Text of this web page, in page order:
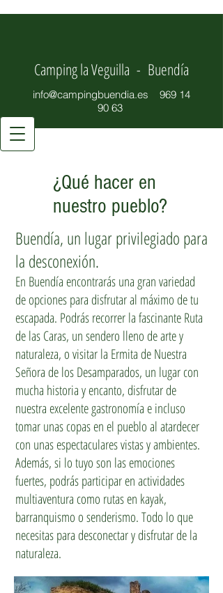
Camping la Veguilla - Buendía
info@campingbuendia.es
969 14
90 63
¿Qué hacer en
nuestro pueblo?
Buendía, un lugar privilegiado para
la desconexión.
En Buendía encontrarás una gran variedad
de opciones para disfrutar al máximo de tu
escapada. Podrás recorrer la fascinante Ruta
de las Caras, un sendero lleno de arte y
naturaleza, o visitar la Ermita de Nuestra
Señora de los Desamparados, un lugar con
mucha historia y encanto, disfrutar de
nuestra excelente gastronomía e incluso
tomar unas copas en el pueblo al atardecer
con unas espectaculares vistas y ambientes.
Además, si lo tuyo son las emociones
fuertes, podrás participar en actividades
multiaventura como rutas en kayak,
barranquismo o senderismo. Todo lo que
necesitas para desconectar y disfrutar de la
naturaleza.